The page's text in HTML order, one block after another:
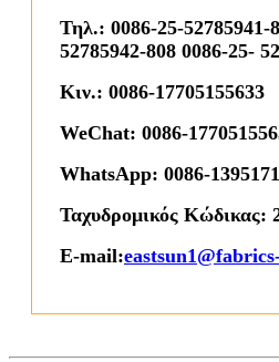
Τηλ.: 0086-25-52785941-
52785942-808 0086-25-
Κιν.: 0086-17705155633
WeChat: 0086-
WhatsApp: 0086-
Ταχυδρομικός Κώδικας:
E-mail: